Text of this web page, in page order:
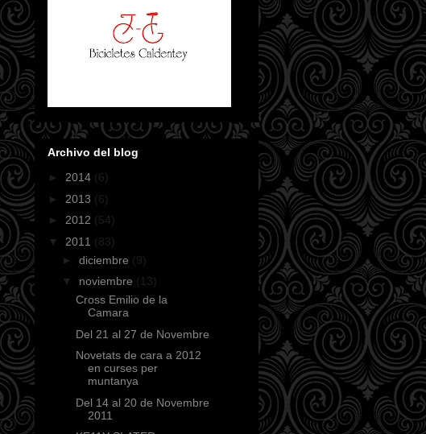
Archivo del blog
► 2014 (6)
► 2013 (6)
► 2012 (54)
▼ 2011 (83)
► diciembre (9)
▼ noviembre (13)
Cross Emilio de la
Camara
Del 21 al 27 de Novembre
Novetats de cara a 2012
en curses per
muntanya
Del 14 al 20 de Novembre
2011